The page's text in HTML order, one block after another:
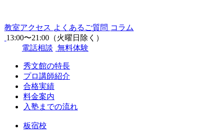
教室アクセス よくあるご質問 コラム
13:00〜21:00（火曜日除く）
電話相談 無料体験
秀文館の特長
プロ講師紹介
合格実績
料金案内
入塾までの流れ
板宿校